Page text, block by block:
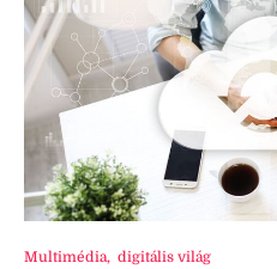
Multimédia, digitális világ